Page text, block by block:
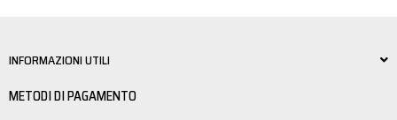
INFORMAZIONI UTILI
METODI DI PAGAMENTO